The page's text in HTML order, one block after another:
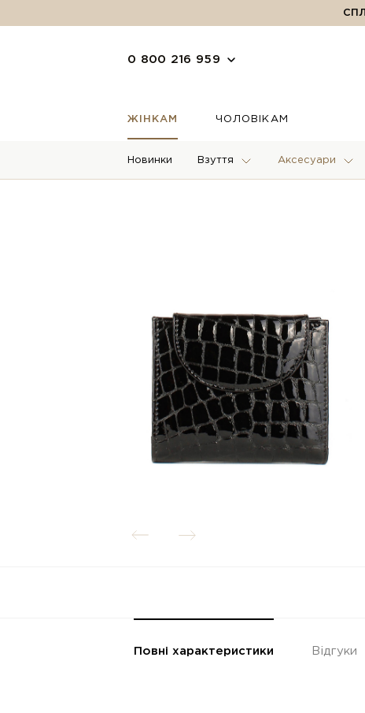
0 800 216 959
ЖІНКАМ ЧОЛОВІКАМ
Новинки Взуття Аксесуари
Повні характеристики Відгуки